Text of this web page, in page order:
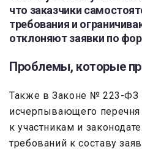
что заказчики
требования и
отклоняют заявки по
Проблемы, которые
Также в Законе № 223-ФЗ
исчерпывающего перечня
к участникам и
требований к составу